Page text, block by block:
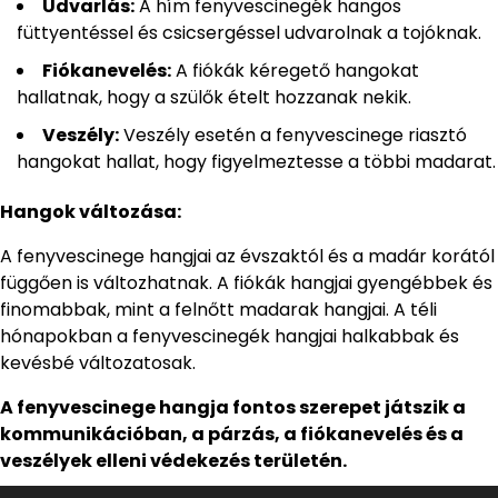
Udvarlás:A hím fenyvescinegék hangos
füttyentéssel és csicsergéssel udvarolnak a tojóknak.
Fiókanevelés:A fiókák kéregető hangokat
hallatnak, hogy a szülők ételt hozzanak nekik.
Veszély:Veszély esetén a fenyvescinege riasztó
hangokat hallat, hogy figyelmeztesse a többi madarat.
Hangok változása:
A fenyvescinege hangjai az évszaktól és a madár korától
függően is változhatnak. A fiókák hangjai gyengébbek és
finomabbak, mint a felnőtt madarak hangjai. A téli
hónapokban a fenyvescinegék hangjai halkabbak és
kevésbé változatosak.
A fenyvescinege hangja fontos szerepet játszik a
kommunikációban, a párzás, a fiókanevelés és a
veszélyek elleni védekezés területén.